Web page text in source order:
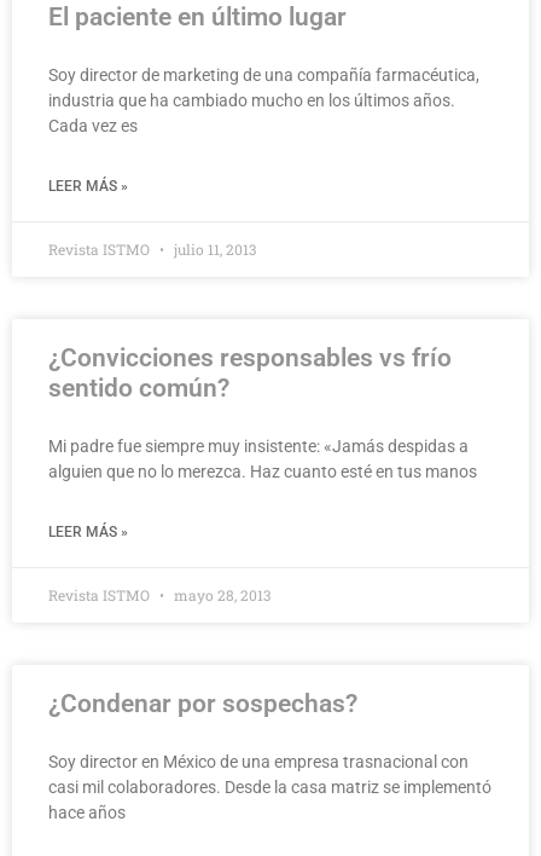
El paciente en último lugar
Soy director de marketing de una compañía farmacéutica,
industria que ha cambiado mucho en los últimos años.
Cada vez es
LEER MÁS »
Revista ISTMO julio 11, 2013
¿Convicciones responsables vs frío
sentido común?
Mi padre fue siempre muy insistente: «Jamás despidas a
alguien que no lo merezca. Haz cuanto esté en tus manos
LEER MÁS »
Revista ISTMO mayo 28, 2013
¿Condenar por sospechas?
Soy director en México de una empresa trasnacional con
casi mil colaboradores. Desde la casa matriz se implementó
hace años